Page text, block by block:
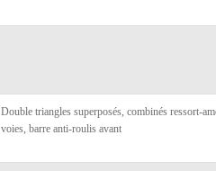
Double triangles superposés, combinés ressort-
voies, barre anti-roulis avant